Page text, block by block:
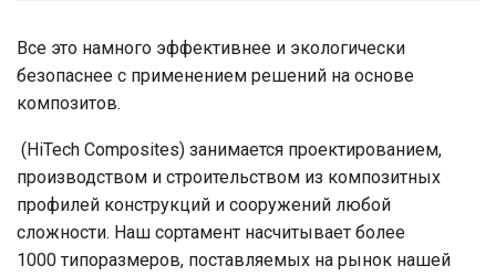
Все это намного эффективнее и экологически
безопаснее с применением решений на основе
композитов.
(HiTech Composites) занимается проектированием,
производством и строительством из композитных
профилей конструкций и сооружений любой
сложности. Наш сортамент насчитывает более
1000 типоразмеров, поставляемых на рынок нашей